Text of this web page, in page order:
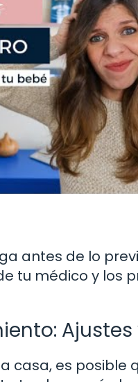
antes de lo
tu médico y los
casa, es